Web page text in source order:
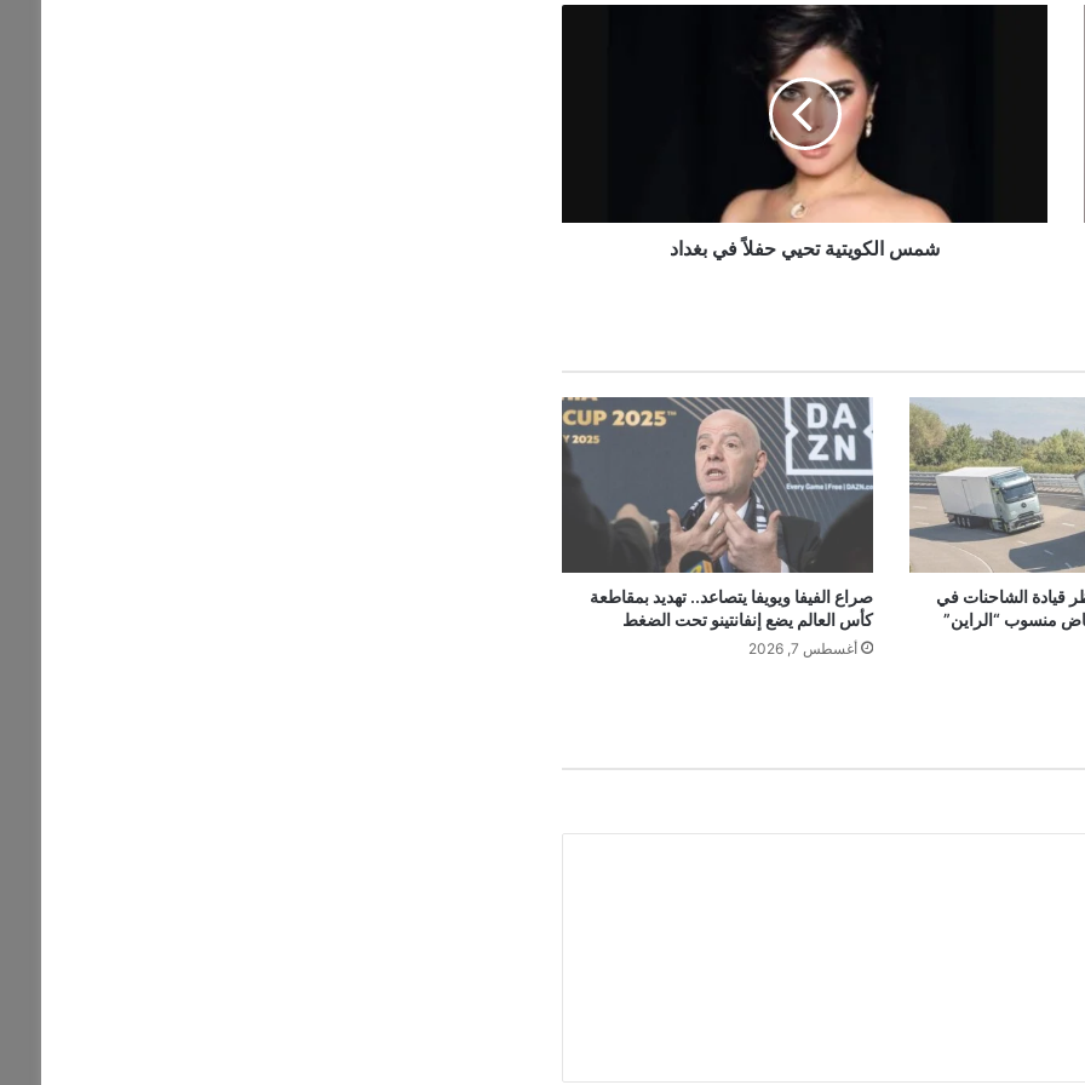
ت
ي
ح
ل
اً
ف
ي
ب
غ
د
ا
شمس الكويتية تحيي حفلاً في بغداد
قيادة الشاحنات في
منسوب “الراين”
صراع الفيفا ويويفا يتصاعد.. تهديد بمقاطعة
كأس العالم يضع إنفانتينو تحت الضغط
أغسطس 7, 2026